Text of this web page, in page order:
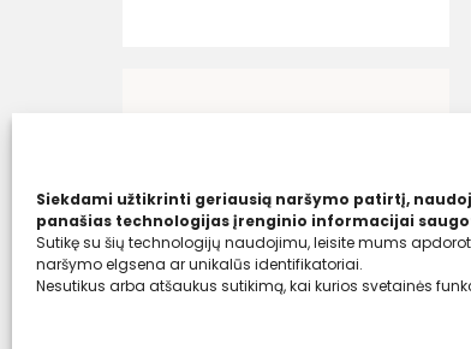
Siekdami užtikrinti geriausią naršymo patirtį,
panašias technologijas įrenginio informacijai
Sutikę su šių technologijų naudojimu, leisite mums
naršymo elgsena ar unikalūs identifikatoriai.
Nesutikus arba atšaukus sutikimą, kai kurios svetainės